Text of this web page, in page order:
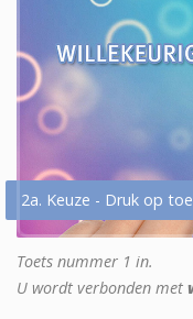
2a. Keuze - Druk op
Toets nummer 1 in.
U wordt verbonden met